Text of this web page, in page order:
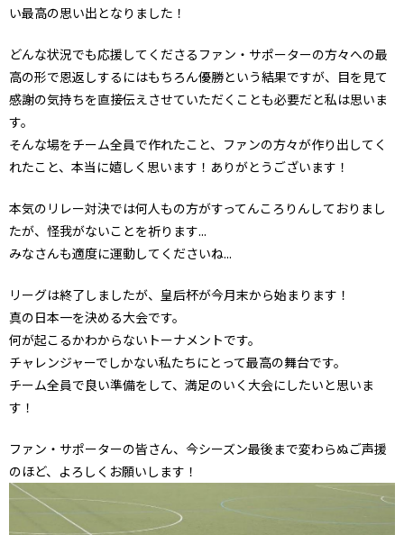
い最高の思い出となりました！
どんな状況でも応援してくださるファン・サポーターの方々への最
高の形で恩返しするにはもちろん優勝という結果ですが、目を見て
感謝の気持ちを直接伝えさせていただくことも必要だと私は思いま
す。
そんな場をチーム全員で作れたこと、ファンの方々が作り出してく
れたこと、本当に嬉しく思います！ありがとうございます！
本気のリレー対決では何人もの方がすってんころりんしておりまし
たが、怪我がないことを祈ります...
みなさんも適度に運動してくださいね...
リーグは終了しましたが、皇后杯が今月末から始まります！
真の日本一を決める大会です。
何が起こるかわからないトーナメントです。
チャレンジャーでしかない私たちにとって最高の舞台です。
チーム全員で良い準備をして、満足のいく大会にしたいと思いま
す！
ファン・サポーターの皆さん、今シーズン最後まで変わらぬご声援
のほど、よろしくお願いします！